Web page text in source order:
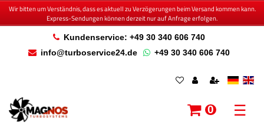
Wir bitten um Verständnis, dass es aktuell zu Verzögerungen beim Versand kommen kann.
Express-Sendungen können derzeit nur auf Anfrage erfolgen.
Kundenservice: +49 30 340 606 740
info@turboservice24.de
+49 30 340 606 740
0 ☰